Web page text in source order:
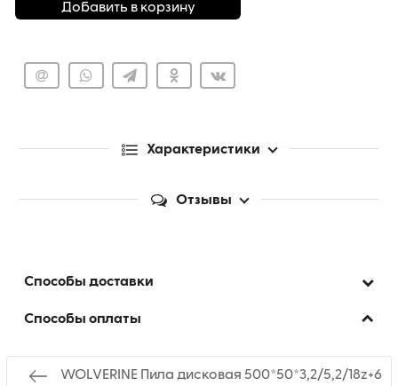
Добавить в корзину
Характеристики
Отзывы
Способы доставки
Способы оплаты
WOLVERINE Пила дисковая 500*50*3,2/5,2/18z+6